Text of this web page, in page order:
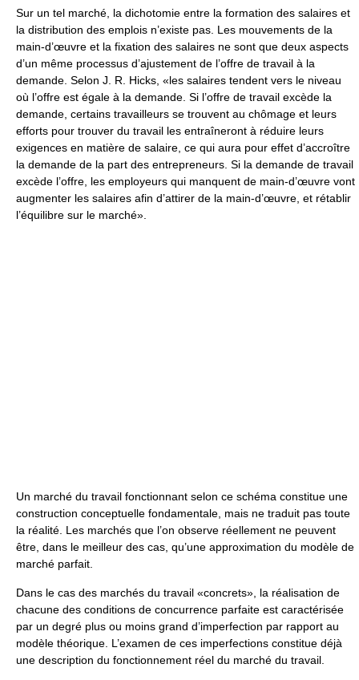
Sur un tel marché, la dichotomie entre la formation des salaires et
la distribution des emplois n’existe pas. Les mouvements de la
main-d’œuvre et la fixation des salaires ne sont que deux aspects
d’un même processus d’ajustement de l’offre de travail à la
demande. Selon J. R. Hicks, «les salaires tendent vers le niveau
où l’offre est égale à la demande. Si l’offre de travail excède la
demande, certains travailleurs se trouvent au chômage et leurs
efforts pour trouver du travail les entraîneront à réduire leurs
exigences en matière de salaire, ce qui aura pour effet d’accroître
la demande de la part des entrepreneurs. Si la demande de travail
excède l’offre, les employeurs qui manquent de main-d’œuvre vont
augmenter les salaires afin d’attirer de la main-d’œuvre, et rétablir
l’équilibre sur le marché».
Un marché du travail fonctionnant selon ce schéma constitue une
construction conceptuelle fondamentale, mais ne traduit pas toute
la réalité. Les marchés que l’on observe réellement ne peuvent
être, dans le meilleur des cas, qu’une approximation du modèle de
marché parfait.
Dans le cas des marchés du travail «concrets», la réalisation de
chacune des conditions de concurrence parfaite est caractérisée
par un degré plus ou moins grand d’imperfection par rapport au
modèle théorique. L’examen de ces imperfections constitue déjà
une description du fonctionnement réel du marché du travail.